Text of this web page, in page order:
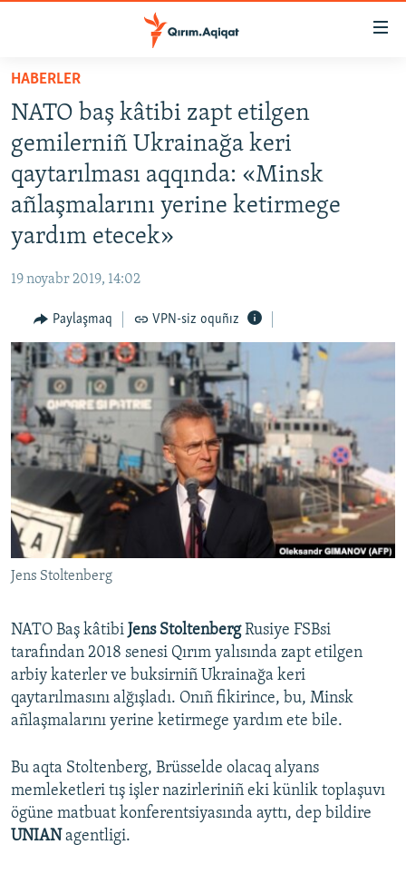
Esas
qaytmaq
Baş
navigatsiyağa
qaytmaq
Qıdıruvğa
qaytmaq
HABERLER
SİYASET
İQTİSADİYAT
CEMİYET
MEDENİYET
VİDEO
SÜRET
BLOGLAR
FİKİR
Русский
Українською
QOŞULIÑIZ!
HABERLER
NATO baş kâtibi zapt etilgen
gemilerniñ Ukrainağa keri
qaytarılması aqqında: «Minsk
añlaşmalarını yerine ketirmege
yardım etecek»
19 noyabr 2019, 14:02
Paylaşmaq VPN-siz oquñız
Jens Stoltenberg
NATO Baş kâtibi Jens StoltenbergRusiye FSBsi
tarafından 2018 senesi Qırım yalısında zapt etilgen
arbiy katerler ve buksirniñ Ukrainağa keri
qaytarılmasını alğışladı. Onıñ fikirince, bu, Minsk
añlaşmalarını yerine ketirmege yardım ete bile.
Bu aqta Stoltenberg, Brüsselde olacaq alyans
memleketleri tış işler nazirleriniñ eki künlik toplaşuvı
ögüne matbuat konferentsiyasında ayttı, dep bildire
UNIAN agentligi.